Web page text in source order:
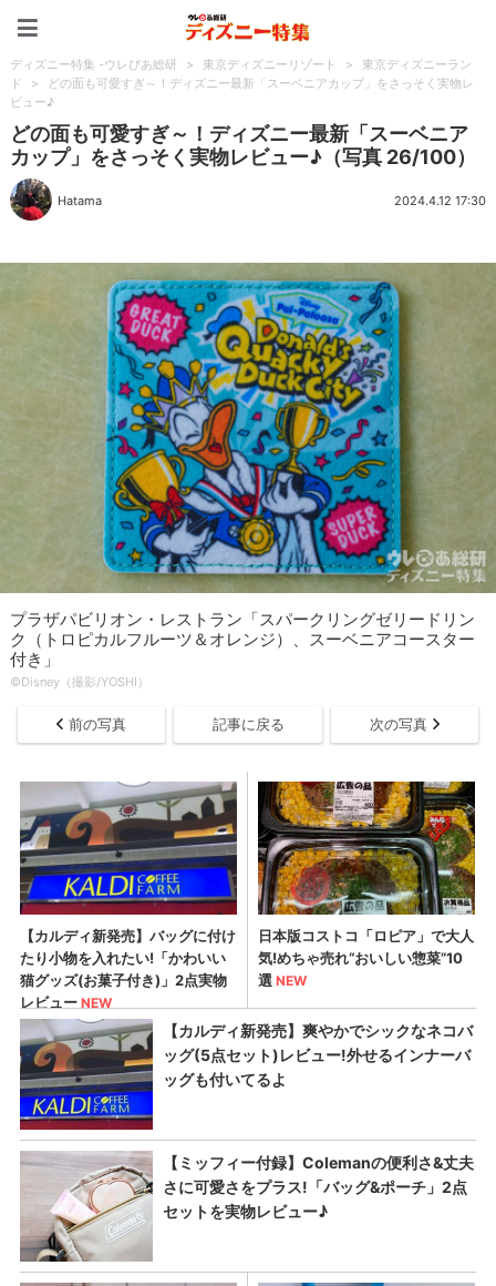
ディズニー特集 -ウレぴあ総研 > 東京ディズニーリゾート >
東京ディズニーラン
ド
>
どの面も可愛すぎ～！ディズニー最新「スーベニアカップ」をさっそく実物レ
ビュー♪
どの面も可愛すぎ～！ディズニー最新「スーベニア
カップ」をさっそく実物レビュー♪（写真 26/100）
Hatama 2024.4.12 17:30
プラザパビリオン・レストラン「スパークリングゼリードリン
ク（トロピカルフルーツ＆オレンジ）、スーベニアコースター
付き」
©Disney（撮影/YOSHI）
前の写真 記事に戻る 次の写真